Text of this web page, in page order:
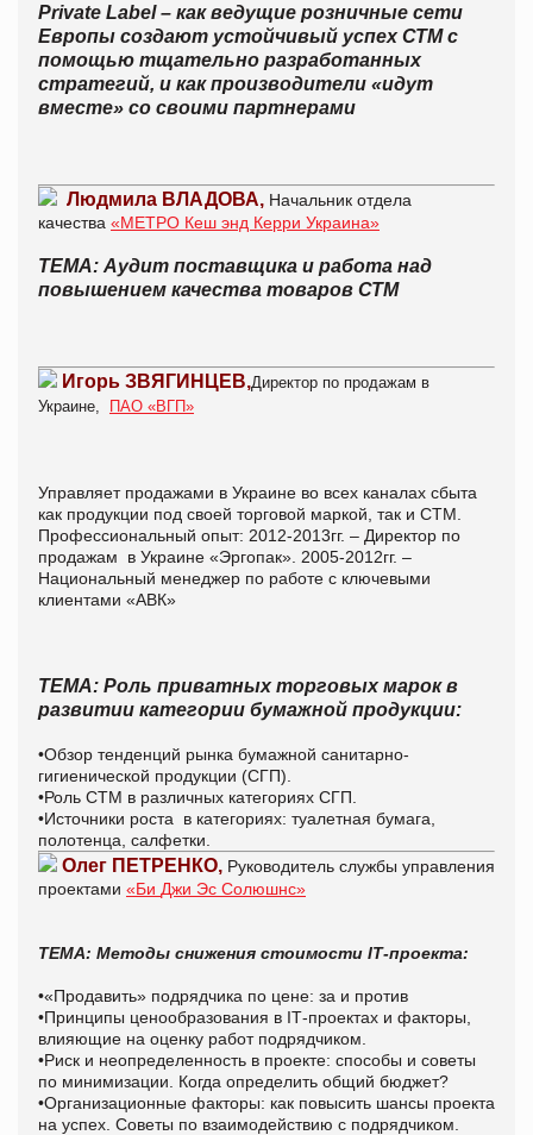
Private Label – как ведущие розничные сети
Европы создают устойчивый успех СТМ с
помощью тщательно разработанных
стратегий, и как производители «идут
вместе» со своими партнерами
Людмила ВЛАДОВА, Начальник отдела
качества «МЕТРО Кеш энд Керри Украина»
ТЕМА: Аудит поставщика и работа над
повышением качества товаров СТМ
Игорь ЗВЯГИНЦЕВ,Директор по продажам в
Украине, ПАО «ВГП»
Управляет продажами в Украине во всех каналах сбыта
как продукции под своей торговой маркой, так и СТМ
Профессиональный опыт: 2012-2013гг. – Директор по
продажам в Украине «Эргопак». 2005-2012гг. –
Национальный менеджер по работе с ключевыми
клиентами «АВК»
ТЕМА: Роль приватных торговых марок в
развитии категории бумажной продукции:
•Обзор тенденций рынка бумажной санитарно-
гигиенической продукции (СГП).
•Роль СТМ в различных категориях СГП.
•Источники роста в категориях: туалетная бумага,
полотенца, салфетки.
Олег ПЕТРЕНКО, Руководитель службы управления
проектами «Би Джи Эс Солюшнс»
ТЕМА: Методы снижения стоимости IТ-проекта:
•«Продавить» подрядчика по цене: за и против
•Принципы ценообразования в IТ-проектах и факторы,
влияющие на оценку работ подрядчиком.
•Риск и неопределенность в проекте: способы и советы
по минимизации. Когда определить общий бюджет?
•Организационные факторы: как повысить шансы проекта
на успех. Советы по взаимодействию с подрядчиком.